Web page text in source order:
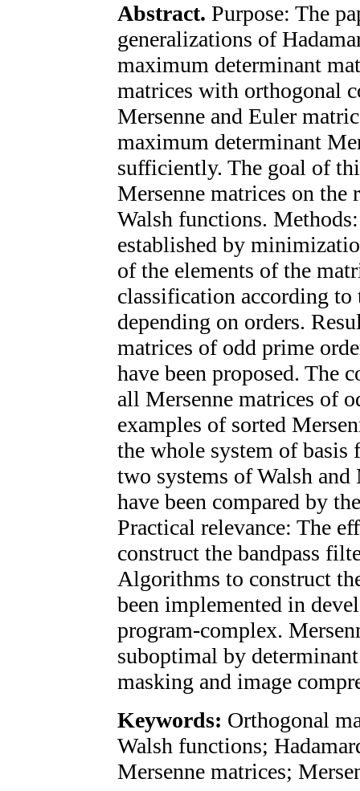
Abstract. Purpose: The
generalizations of
maximum determinant
matrices with orthogonal
Mersenne and Euler
maximum determinant
sufficiently. The goal of
Mersenne matrices on the
Walsh functions.
established by
of the elements of the
classification according
depending on orders.
matrices of odd prime
have been proposed. The
all Mersenne matrices of
examples of sorted
the whole system of basis
two systems of Walsh
have been compared by
Practical relevance: The
construct the bandpass
Algorithms to construct
been implemented in
program-complex.
suboptimal by
masking and image
Keywords: Orthogonal
Walsh functions;
Mersenne matrices;